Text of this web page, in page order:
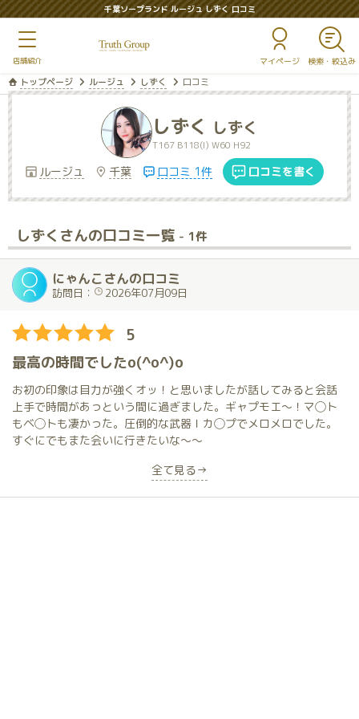
千葉ソープランド ルージュ しずく 口コミ
マイページ
トップページ ルージュ しずく 口コミ
しずく しずく
T167 B118(I) W60 H92
ルージュ 千葉 口コミ 1件 口コミを書く
しずくさんの口コミ一覧 - 1件
にゃんこさんの口コミ
訪問日： 2026年07月09日
5
最高の時間でしたo(^o^)o
お初の印象は目力が強くオッ！と思いましたが話してみると会話
上手で時間があっという間に過ぎました。ギャプモエ〜！マ◯ト
もベ◯トも凄かった。圧倒的な武器Ｉカ◯プでメロメロでした。
すぐにでもまた会いに行きたいな〜〜
全て見る→